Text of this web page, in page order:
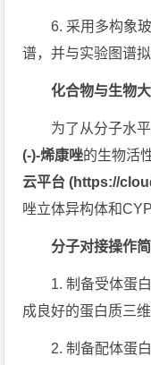
6. 采用多构象
谱，并与实验图谱拟
化合物与生物
为了从分子水
(-)-烯康唑的生物活
云平台 (https://
唑立体异构体和
分子对接操作
1. 制备受体蛋
成良好的蛋白质三维
2. 制备配体蛋